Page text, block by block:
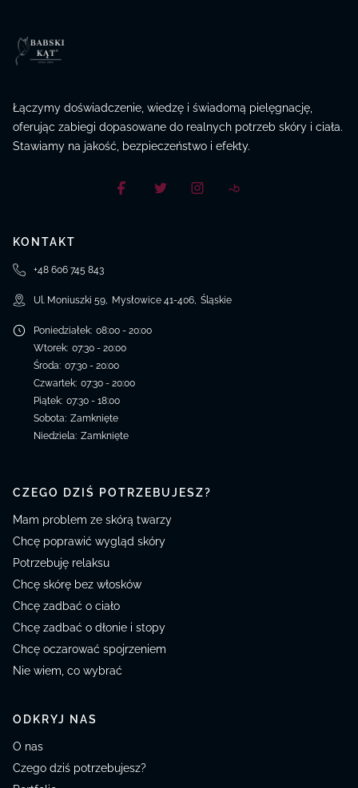
Łączymy doświadczenie, wiedzę i świadomą pielęgnację,
oferując zabiegi dopasowane do realnych potrzeb skóry i ciała.
Stawiamy na jakość, bezpieczeństwo i efekty.
KONTAKT
+48 606 745 843
Ul. Moniuszki 59, Mysłowice 41-406, Śląskie
Poniedziałek: 08:00 - 20:00
Wtorek: 07:30 - 20:00
Środa: 07:30 - 20:00
Czwartek: 07:30 - 20:00
Piątek: 07:30 - 18:00
Sobota: Zamknięte
Niedziela: Zamknięte
CZEGO DZIŚ POTRZEBUJESZ?
Mam problem ze skórą twarzy
Chcę poprawić wygląd skóry
Potrzebuję relaksu
Chcę skórę bez włosków
Chcę zadbać o ciało
Chcę zadbać o dłonie i stopy
Chcę oczarować spojrzeniem
Nie wiem, co wybrać
ODKRYJ NAS
O nas
Czego dziś potrzebujesz?